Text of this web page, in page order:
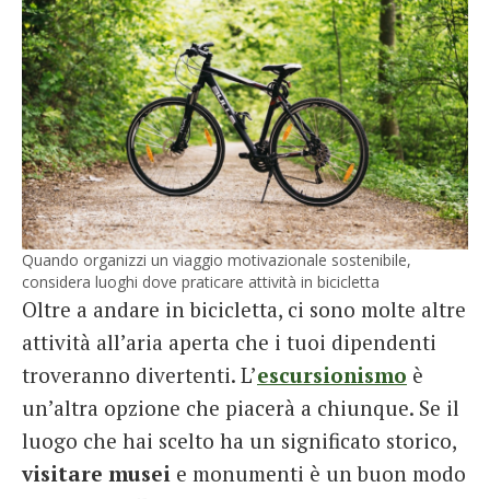
Quando organizzi un viaggio motivazionale sostenibile,
considera luoghi dove praticare attività in bicicletta
Oltre a andare in bicicletta, ci sono molte altre
attività all’aria aperta che i tuoi dipendenti
troveranno divertenti. L’escursionismo è
un’altra opzione che piacerà a chiunque. Se il
luogo che hai scelto ha un significato storico,
visitare musei e monumenti è un buon modo